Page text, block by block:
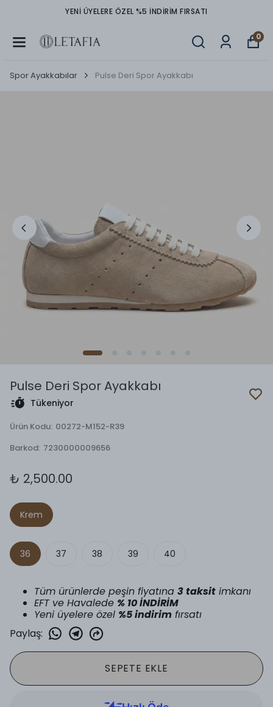
ÖZEL %5 İNDİRİM FIRSATI
0
Spor Ayakkabılar Pulse Deri Spor Ayakkabı
Pulse Deri Spor Ayakkabı
Tükeniyor
Ürün Kodu: 00272-M152-R39
Barkod: 7230000009656
₺ 2,500.00
Krem
36 37 38 39 40
Tüm ürünlerde peşin fiyatına 3 taksit imkanı
EFT ve Havalede % 10 İNDİRİM
Yeni üyelere özel %5 indirim fırsatı
Paylaş:
SEPETE EKLE